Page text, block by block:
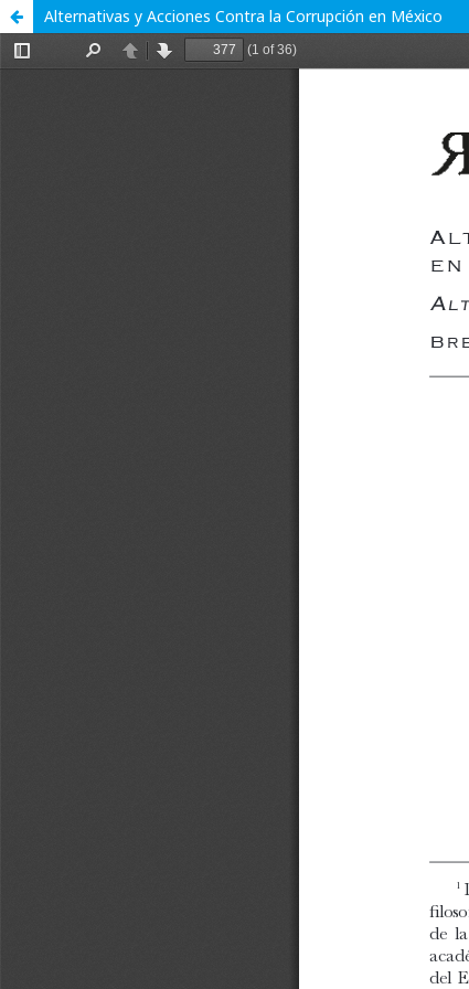
Alternativas y Acciones Contra la Corrupción en México